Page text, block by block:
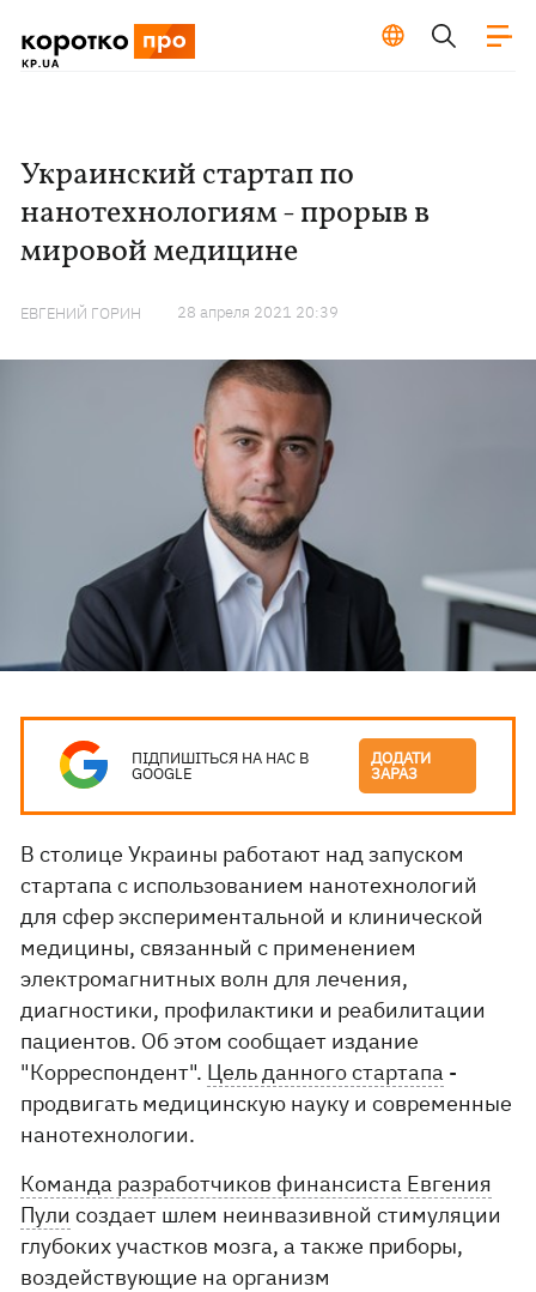
Украинский стартап по
нанотехнологиям - прорыв в
мировой медицине
ЕВГЕНИЙ ГОРИН 28 апреля 2021 20:39
ПІДПИШІТЬСЯ НА НАС В
GOOGLE
ДОДАТИ
ЗАРАЗ
В столице Украины работают над запуском
стартапа с использованием нанотехнологий
для сфер экспериментальной и клинической
медицины, связанный с применением
электромагнитных волн для лечения,
диагностики, профилактики и реабилитации
пациентов. Об этом сообщает издание
"Корреспондент". Цель данного стартапа -
продвигать медицинскую науку и современные
нанотехнологии.
Команда разработчиков финансиста Евгения
Пули создает шлем неинвазивной стимуляции
глубоких участков мозга, а также приборы,
воздействующие на организм